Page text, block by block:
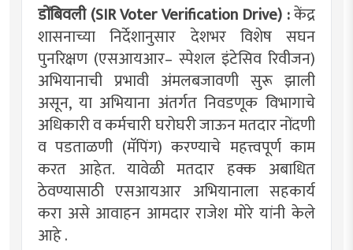
डोंबिवली (SIR Voter Verification Drive) :केंद्र
शासनाच्या निर्देशानुसार देशभर विशेष सघन
पुनरिक्षण (एसआयआर– स्पेशल इंटेसिव रिवीजन)
अभियानाची प्रभावी अंमलबजावणी सुरू झाली
असून, या अभियाना अंतर्गत निवडणूक विभागाचे
अधिकारी व कर्मचारी घरोघरी जाऊन मतदार नोंदणी
व पडताळणी (मॅपिंग) करण्याचे महत्त्वपूर्ण काम
करत आहेत. यावेळी मतदार हक्क अबाधित
ठेवण्यासाठी एसआयआर अभियानाला सहकार्य
करा असे आवाहन आमदार राजेश मोरे यांनी केले
आहे .